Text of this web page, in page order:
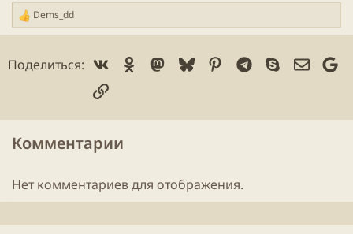
Р
е
к
:
Dems_dd
Поделиться: Vk Ok Mastodon
BlueskyPinterest
Telegram
Skype
Ссылка
Комментарии
Нет комментариев для отображения.